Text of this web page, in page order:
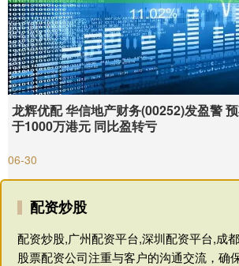
龙辉优配 华信地产财务(00252)发盈警
于1000万港元 同比盈转亏
06-30
配资炒股
配资炒股,广州配资平台,深圳配资平台,成
股票配资公司注重与客户的沟通交流，确